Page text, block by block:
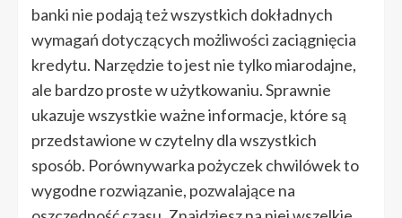
banki nie podają też wszystkich dokładnych
wymagań dotyczących możliwości zaciągnięcia
kredytu. Narzędzie to jest nie tylko miarodajne,
ale bardzo proste w użytkowaniu. Sprawnie
ukazuje wszystkie ważne informacje, które są
przedstawione w czytelny dla wszystkich
sposób. Porównywarka pożyczek chwilówek to
wygodne rozwiązanie, pozwalające na